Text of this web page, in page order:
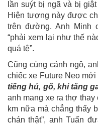
lần suýt bị ngã và bị
Hiện tượng này được
trên đường. Anh Minh
“phải xem lại như thế
quá tệ”.
Cũng cùng cảnh ngộ,
chiếc xe Future Neo
tiếng hú, gõ, khi tăng
anh mang xe ra thợ thay
km nữa mà chẳng thấy
chán thật”, anh Tuấn